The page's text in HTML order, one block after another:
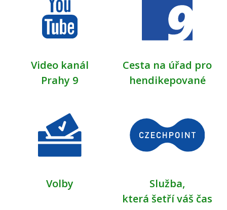
Video kanál
Prahy 9
Cesta na úřad pro
hendikepované
Volby
Služba,
která šetří váš čas